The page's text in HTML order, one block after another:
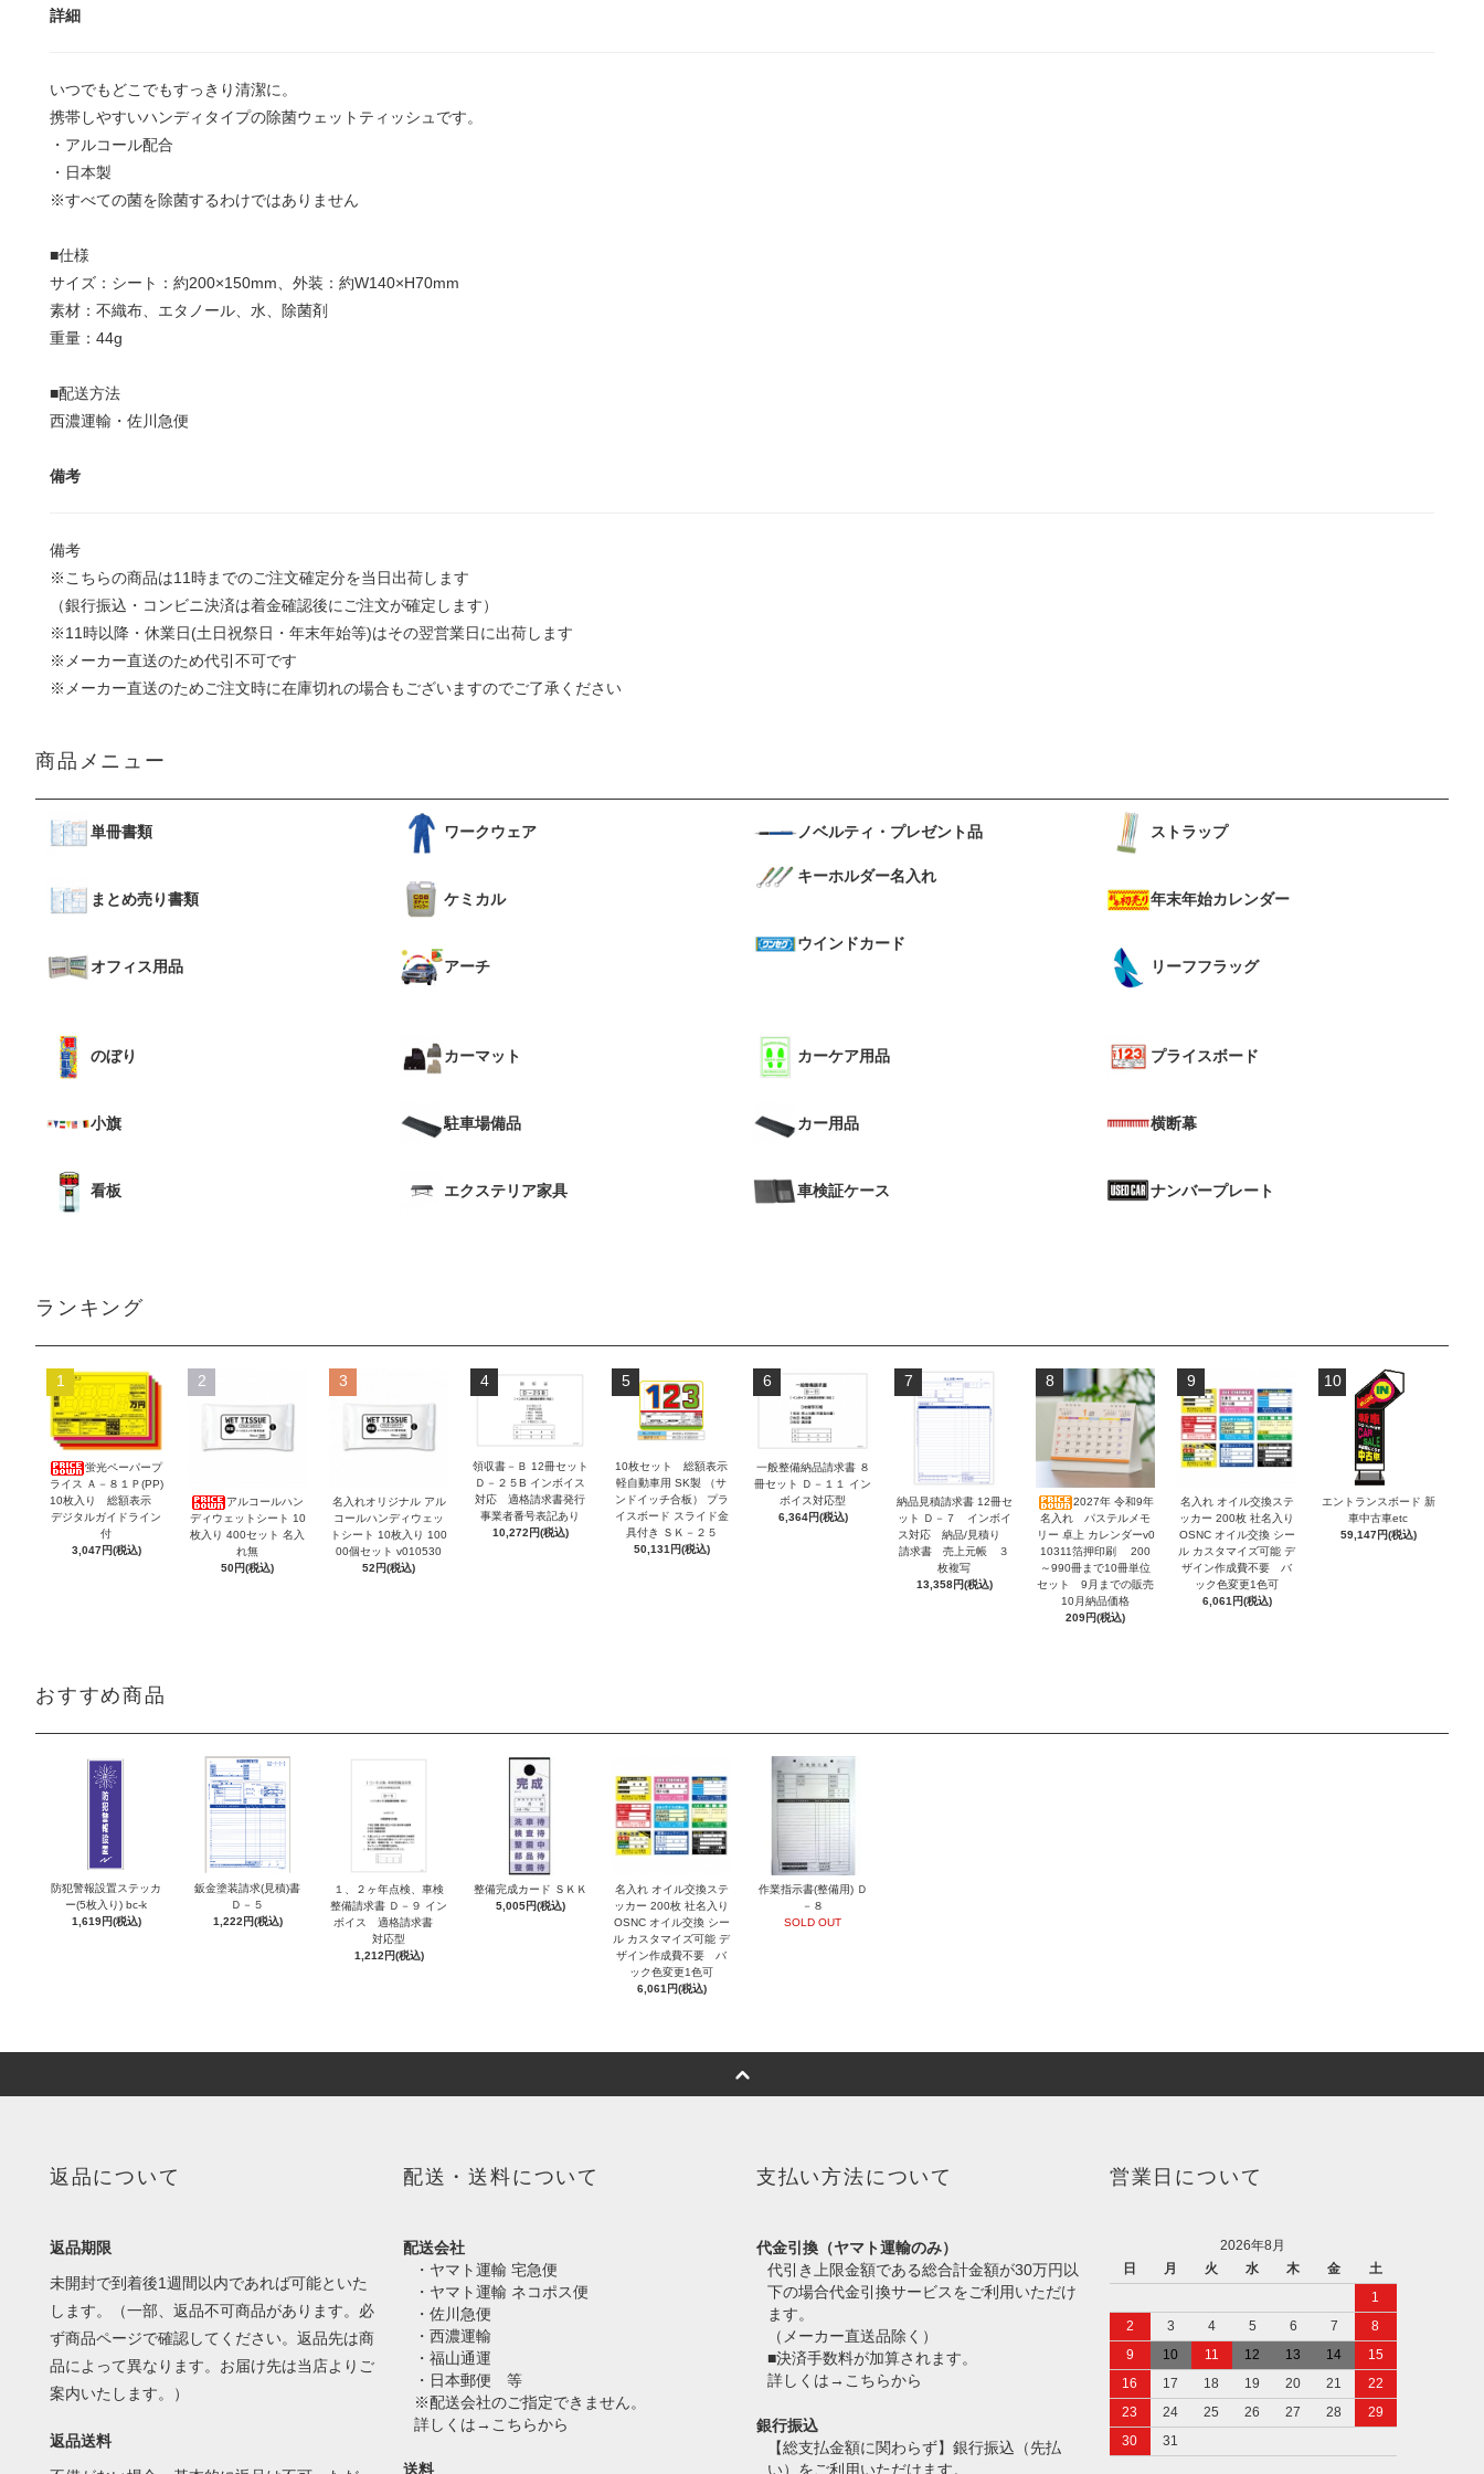
詳細
いつでもどこでもすっきり清潔に。
携帯しやすいハンディタイプの除菌ウェットティッシュです。
・アルコール配合
・日本製
※すべての菌を除菌するわけではありません
■仕様
サイズ：シート：約200×150mm、外装：約W140×H70mm
素材：不織布、エタノール、水、除菌剤
重量：44g
■配送方法
西濃運輸・佐川急便
備考
備考
※こちらの商品は11時までのご注文確定分を当日出荷します
（銀行振込・コンビニ決済は着金確認後にご注文が確定します）
※11時以降・休業日(土日祝祭日・年末年始等)はその翌営業日に出荷します
※メーカー直送のため代引不可です
※メーカー直送のためご注文時に在庫切れの場合もございますのでご了承ください
商品メニュー
単冊書類
まとめ売り書類
オフィス用品
ワークウェア
ケミカル
アーチ
ノベルティ・プレゼント品
キーホルダー名入れ
ウインドカード
ストラップ
年末年始カレンダー
リーフフラッグ
のぼり
小旗
看板
カーマット
駐車場備品
エクステリア家具
カーケア用品
カー用品
車検証ケース
プライスボード
横断幕
ナンバープレート
ランキング
1
蛍光ペーパープ
ライス Ａ－８１Ｐ(PP)
10枚入り 総額表示
デジタルガイドライン
付
3,047円(税込)
2
アルコールハン
ディウェットシート 10
枚入り 400セット 名入
れ無
50円(税込)
3
名入れオリジナル アル
コールハンディウェッ
トシート 10枚入り 100
00個セット v010530
52円(税込)
4
領収書－Ｂ 12冊セット
Ｄ－２５B インボイス
対応 適格請求書発行
事業者番号表記あり
10,272円(税込)
5
10枚セット 総額表示
軽自動車用 SK製 （サ
ンドイッチ合板） プラ
イスボード スライド金
具付き ＳＫ－２５
50,131円(税込)
6
一般整備納品請求書 ８
冊セット Ｄ－１１ イン
ボイス対応型
6,364円(税込)
7
納品見積請求書 12冊セ
ット Ｄ－７ インボイ
ス対応 納品/見積り
請求書 売上元帳 ３
枚複写
13,358円(税込)
8
2027年 令和9年
名入れ パステルメモ
リー 卓上 カレンダーv0
10311箔押印刷 200
～990冊まで10冊単位
セット 9月までの販売
10月納品価格
209円(税込)
9
名入れ オイル交換ステ
ッカー 200枚 社名入り
OSNC オイル交換 シー
ル カスタマイズ可能 デ
ザイン作成費不要 バ
ック色変更1色可
6,061円(税込)
10
エントランスボード 新
車中古車etc
59,147円(税込)
おすすめ商品
防犯警報設置ステッカ
ー(5枚入り) bc-k
1,619円(税込)
鈑金塗装請求(見積)書
Ｄ－５
1,222円(税込)
１、２ヶ年点検、車検
整備請求書 Ｄ－９ イン
ボイス 適格請求書
対応型
1,212円(税込)
整備完成カード ＳＫＫ
5,005円(税込)
名入れ オイル交換ステ
ッカー 200枚 社名入り
OSNC オイル交換 シー
ル カスタマイズ可能 デ
ザイン作成費不要 バ
ック色変更1色可
6,061円(税込)
作業指示書(整備用) Ｄ
－８
SOLD OUT
返品について
返品期限
未開封で到着後1週間以内であれば可能といた
します。（一部、返品不可商品があります。必
ず商品ページで確認してください。返品先は商
品によって異なります。お届け先は当店よりご
案内いたします。）
返品送料
配送・送料について
配送会社
・ヤマト運輸 宅急便
・ヤマト運輸 ネコポス便
・佐川急便
・西濃運輸
・福山通運
・日本郵便 等
※配送会社のご指定できません。
詳しくは→ こちらから
送料
支払い方法について
代金引換（ヤマト運輸のみ）
代引き上限金額である総合計金額が30万円以
下の場合代金引換サービスをご利用いただけ
ます。
（メーカー直送品除く）
■決済手数料が加算されます。
詳しくは→ こちらから
銀行振込
【総支払金額に関わらず】銀行振込（先払
い）をご利用いただけます。
営業日について
2026年8月
日
月 火 水 木 金
土
1
2
3 4 5 6 7
8
9
10 11 12 13 14
15
16
17 18 19 20 21
22
23
24 25 26 27 28
29
30
31